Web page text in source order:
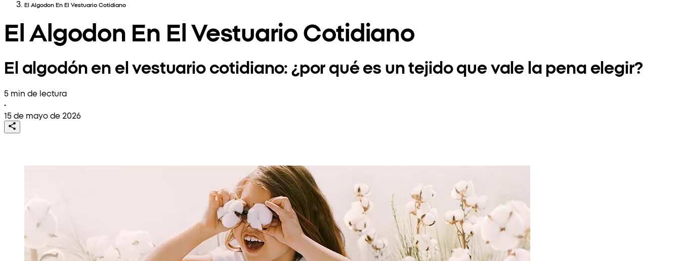
El Algodon En El Vestuario Cotidiano
El Algodon En El Vestuario Cotidiano
El algodón en el vestuario cotidiano: ¿por qué es un tejido que vale la pena elegir?
5 min de lectura
•
15 de mayo de 2026